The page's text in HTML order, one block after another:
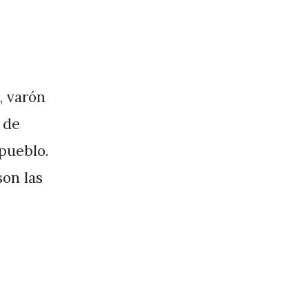
varón
las